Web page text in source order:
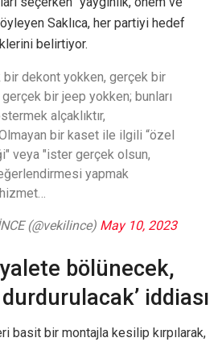
Saklıca, her partiyi hedef
belirtiyor.
bir dekont yokken, gerçek bir
bir jeep yokken; bunları
alçaklıktır,
bir kaset ile ilgili “özel
veya "ister gerçek olsun,
yapmak
(@vekilince) May 10, 2023
bölünecek,
iddiası
basit bir montajla kesilip kırpılarak,